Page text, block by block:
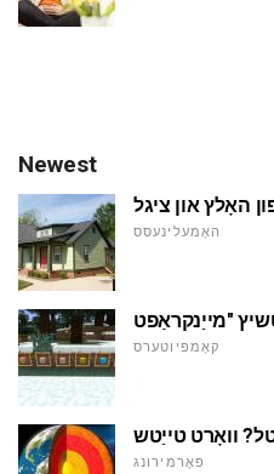
Newest
האָמעלינעסס
קאָמפּיוטערס
וואָרט טייַטש
פאָרמירונג